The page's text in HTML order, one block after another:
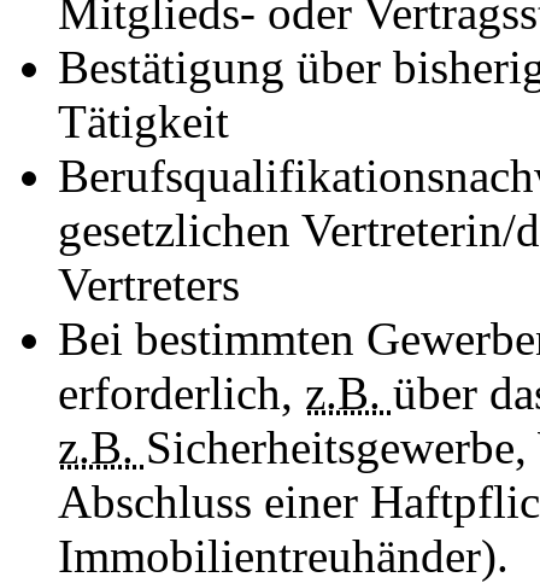
Mitglieds- oder
Bestätigung über
Tätigkeit
gesetzlichen Vertreterin/
Vertreters
Bei bestimmten
erforderlich, z.B. über
z.B.
Abschluss einer
Immobilientreuhänder).